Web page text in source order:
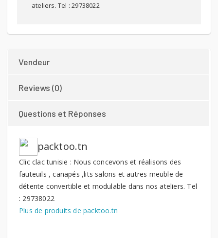
ateliers. Tel : 29738022
Vendeur
Reviews (0)
Questions et Réponses
packtoo.tn
Clic clac tunisie : Nous concevons et réalisons des
fauteuils , canapés ,lits salons et autres meuble de
détente convertible et modulable dans nos ateliers. Tel
: 29738022
Plus de produits de packtoo.tn